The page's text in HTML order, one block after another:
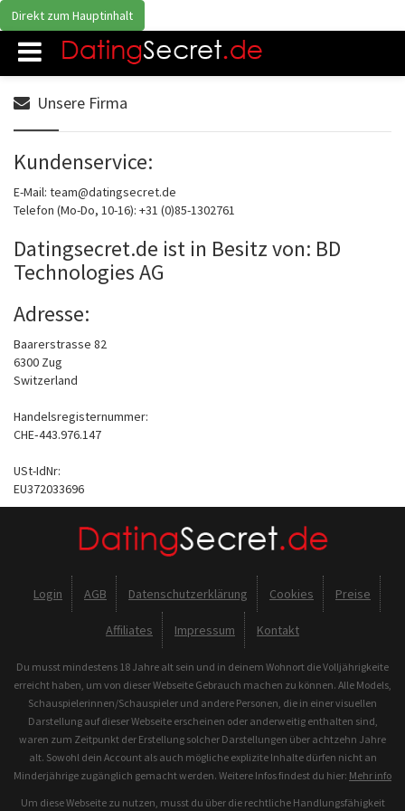
Direkt zum Hauptinhalt
Unsere Firma
Kundenservice:
E-Mail: team@datingsecret.de
Telefon (Mo-Do, 10-16): +31 (0)85-1302761
Datingsecret.de ist in Besitz von: BD
Technologies AG
Adresse:
Baarerstrasse 82
6300 Zug
Switzerland
Handelsregisternummer:
CHE‑443.976.147
USt-IdNr:
EU372033696
Login AGB Datenschutzerklärung Cookies Preise
Affiliates Impressum Kontakt
Du musst mindestens 18 Jahre alt sein und in deinem Wohnort die Volljährigkeite
erreicht haben, um von dieser Webseite Gebrauch machen zu können. Alle Models,
Schauspielerinnen/Schauspieler und andere Personen, die in einer visuellen
Darstellung auf dieser Webseite erscheinen oder anderweitig enthalten sind,
waren zum Zeitpunkt der Erstellung solcher Darstellungen über achtzehn Jahre
alt. Sowohl dein Account als auch mögliche explizite Inhalte dürfen nicht an
Minderjährige zugänglich gemacht werden. Weitere Infos findest du hier: Mehr info
Um diese Webseite zu nutzen, musst du über die rechtliche Handlungsfähigkeit